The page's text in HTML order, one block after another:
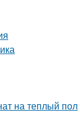
на теплый пол